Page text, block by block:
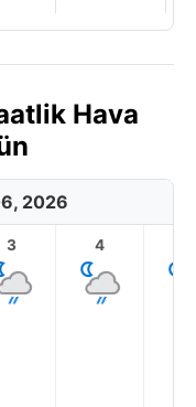
Hava
2026
3 4